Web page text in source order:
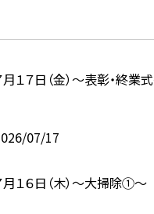
月１７日（金）～表彰・終業
07/17
月１６日（木）～大掃除①～